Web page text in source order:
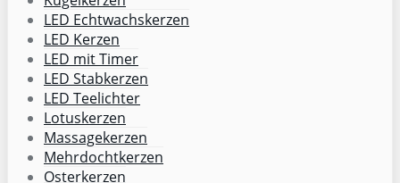
LED Echtwachskerzen
LED Kerzen
LED mit Timer
LED Stabkerzen
LED Teelichter
Lotuskerzen
Massagekerzen
Mehrdochtkerzen
Osterkerzen